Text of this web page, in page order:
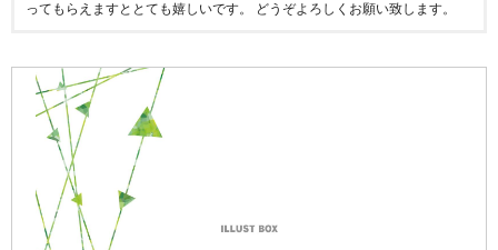
ってもらえますととても嬉しいです。 どうぞよろしくお願い致します。